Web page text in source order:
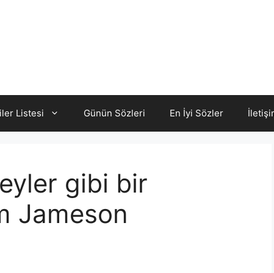
Listesi Günün Sözleri En İyi Sözler
gibi bir
Jameson